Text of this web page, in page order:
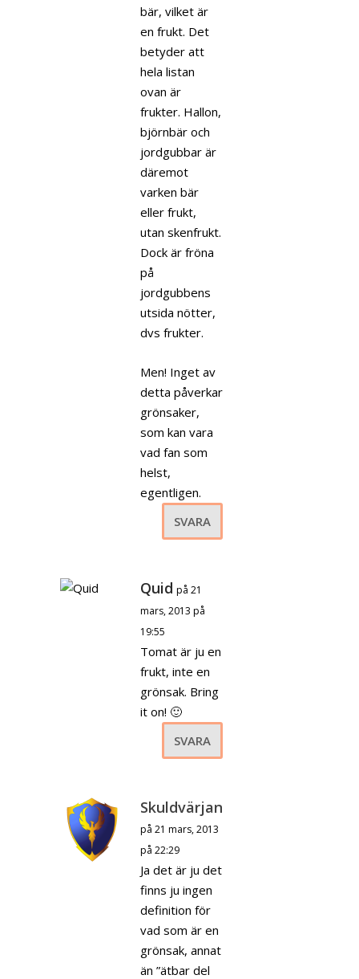
bär, vilket är
en frukt. Det
betyder att
hela listan
ovan är
frukter. Hallon,
björnbär och
jordgubbar är
däremot
varken bär
eller frukt,
utan skenfrukt.
Dock är fröna
på
jordgubbens
utsida nötter,
dvs frukter.
Men! Inget av
detta påverkar
grönsaker,
som kan vara
vad fan som
helst,
egentligen.
SVARA
Quid på 21
mars, 2013 på
19:55
Tomat är ju en
frukt, inte en
grönsak. Bring
it on! 🙂
SVARA
Skuldvärjan
på 21 mars, 2013
på 22:29
Ja det är ju det
finns ju ingen
definition för
vad som är en
grönsak, annat
än ”ätbar del